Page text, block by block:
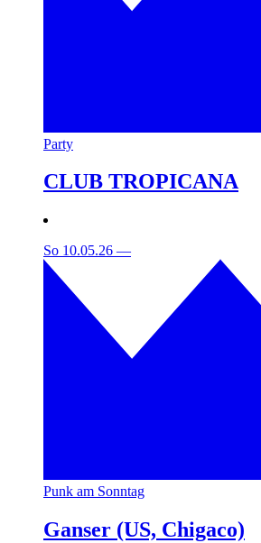
Party
CLUB TROPICANA
So 10.05.26 —
Punk am Sonntag
Ganser (US, Chigaco)